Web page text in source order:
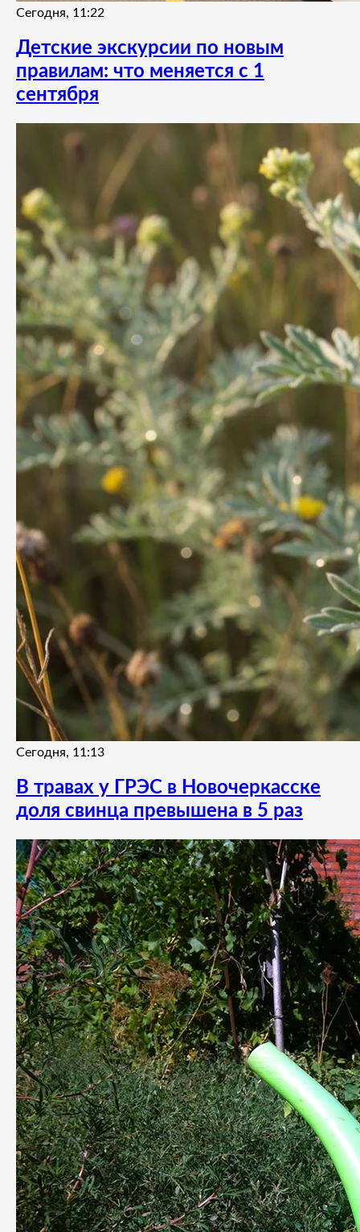
Сегодня, 11:22
Детские экскурсии по новым
правилам: что меняется с 1
сентября
Сегодня, 11:13
В травах у ГРЭС в Новочеркасске
доля свинца превышена в 5 раз